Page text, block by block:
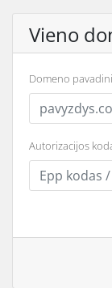
Vieno
Domeno
Autorizacijos